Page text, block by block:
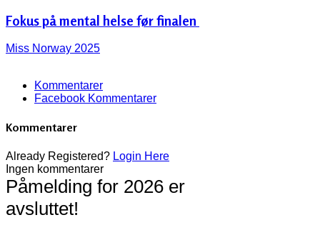
Fokus på mental helse før finalen ‍️
Miss Norway 2025
Kommentarer
Facebook Kommentarer
Kommentarer
Already Registered? Login Here
Ingen kommentarer
Påmelding for 2026 er
avsluttet!